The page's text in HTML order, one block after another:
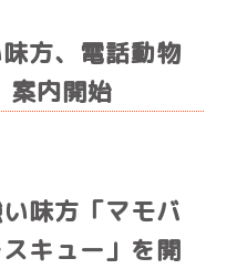
方、電話動物
案内開始
味方「マモバ
キュー」を開